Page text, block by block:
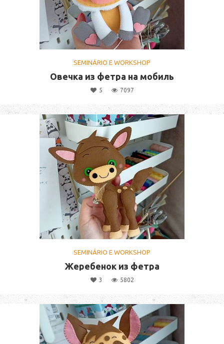
SEMINÁRIO E WORKSHOP
Овечка из фетра на мобиль
5 7097
SEMINÁRIO E WORKSHOP
Жеребенок из фетра
3 5802